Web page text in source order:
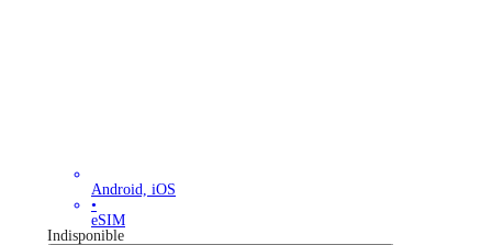
Android, iOS
•
eSIM
Indisponible